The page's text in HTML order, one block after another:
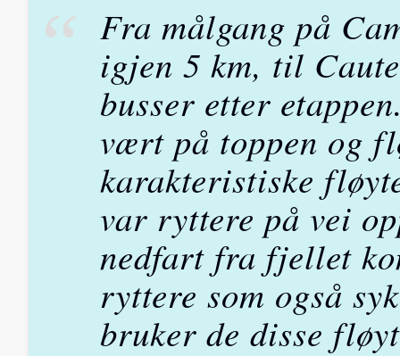
Fra målgang på
igjen 5 km, til
busser etter
vært på toppen og
karakteristiske
var ryttere på vei
nedfart fra fjellet
ryttere som også
bruker de disse